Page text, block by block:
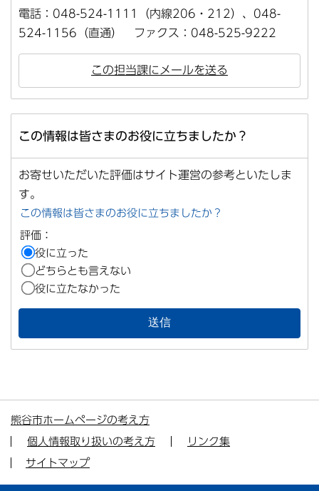
電話：048-524-1111（内線206・212）、048-
524-1156（直通） ファクス：048-525-9222
この担当課にメールを送る
この情報は皆さまのお役に立ちましたか？
お寄せいただいた評価はサイト運営の参考といたしま
す。
この情報は皆さまのお役に立ちましたか？
評価：
役に立った
どちらとも言えない
役に立たなかった
熊谷市ホームページの考え方
個人情報取り扱いの考え方
リンク集
サイトマップ